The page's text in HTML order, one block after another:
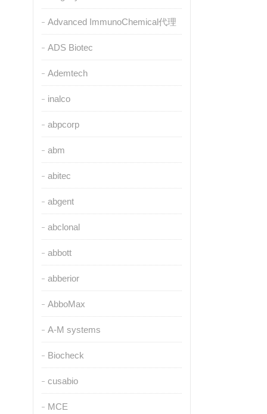
Advanced ImmunoChemical代理
ADS Biotec
Ademtech
inalco
abpcorp
abm
abitec
abgent
abclonal
abbott
abberior
AbboMax
A-M systems
Biocheck
cusabio
MCE